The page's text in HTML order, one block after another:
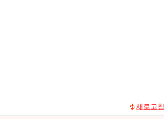
새로고침